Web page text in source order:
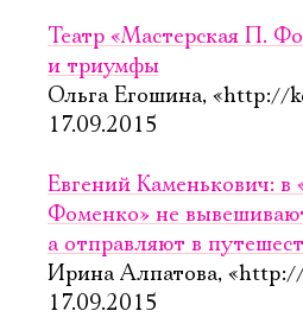
Театр «Мастерская П.
и триумфы
Ольга Егошина, «http://
17.09.2015
Евгений Каменькович: в
Фоменко» не
а отправляют в
Ирина Алпатова,
17.09.2015